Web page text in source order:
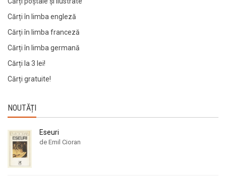
Cărți în limba engleză
Cărți în limba franceză
Cărți în limba germană
Cărți la 3 lei!
Cărți gratuite!
NOUTĂȚI
Eseuri
de Emil Cioran